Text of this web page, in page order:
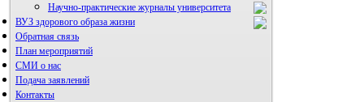
Научно-практические журналы университета
ВУЗ здорового образа жизни
Обратная связь
План мероприятий
СМИ о нас
Подача заявлений
Контакты